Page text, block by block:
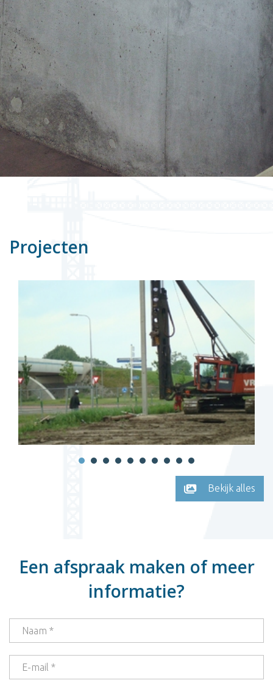
Projecten
Bekijk alles
Een afspraak maken of meer
informatie?